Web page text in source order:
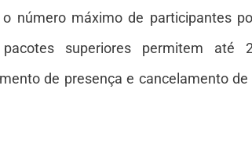
número máximo de participantes
superiores permitem até
de presença e cancelamento